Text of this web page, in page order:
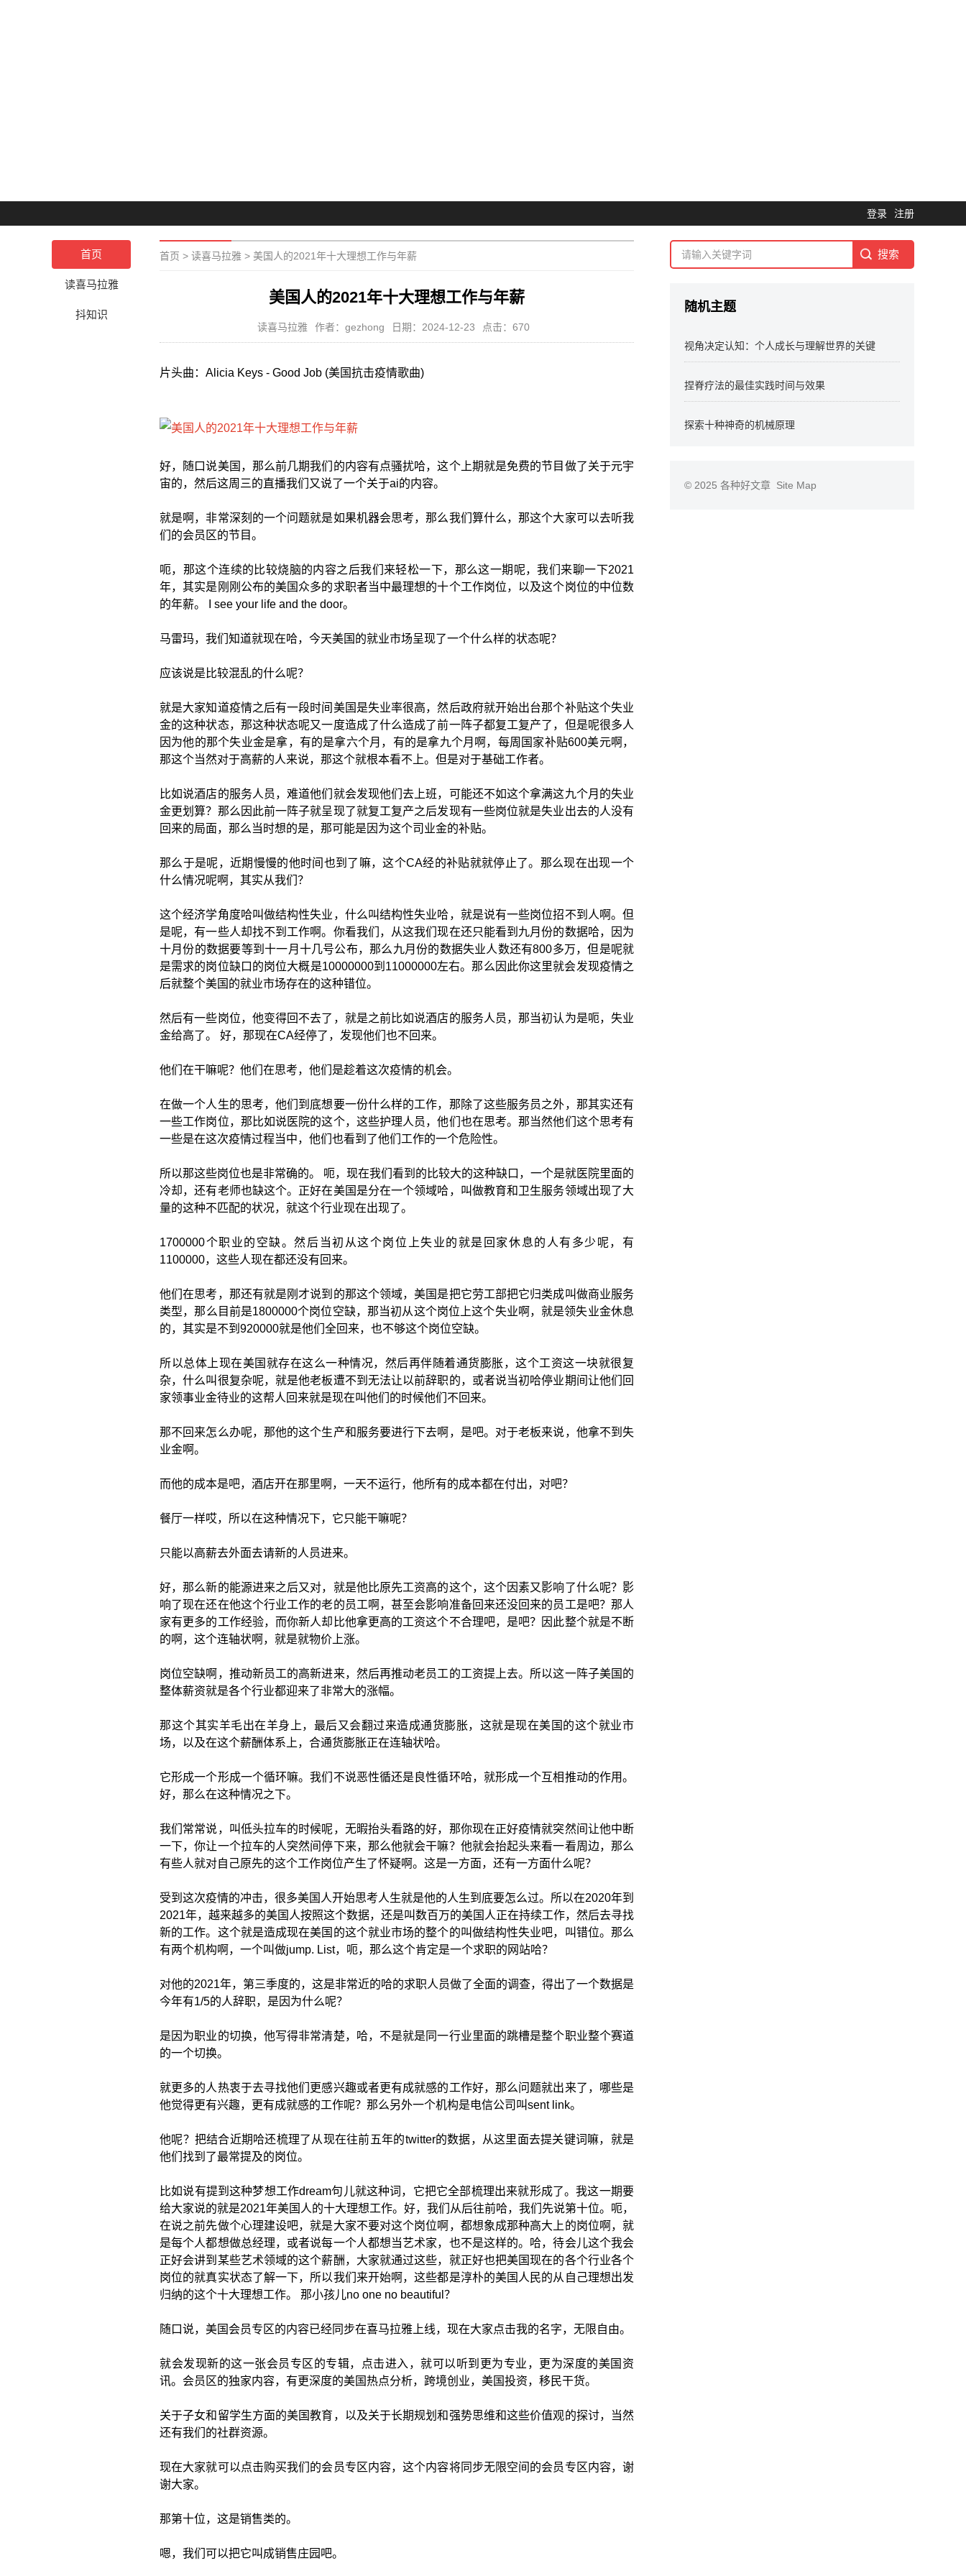
登录 注册
首页
读喜马拉雅
抖知识
首页 > 读喜马拉雅 > 美国人的2021年十大理想工作与年薪
美国人的2021年十大理想工作与年薪
读喜马拉雅 作者：gezhong 日期：2024-12-23 点击：670
片头曲：Alicia Keys - Good Job (美国抗击疫情歌曲)
好，随口说美国，那么前几期我们的内容有点骚扰哈，这个上期就是免费的节目做了关于元宇
宙的，然后这周三的直播我们又说了一个关于ai的内容。
就是啊，非常深刻的一个问题就是如果机器会思考，那么我们算什么，那这个大家可以去听我
们的会员区的节目。
呃，那这个连续的比较烧脑的内容之后我们来轻松一下，那么这一期呢，我们来聊一下2021
年，其实是刚刚公布的美国众多的求职者当中最理想的十个工作岗位，以及这个岗位的中位数
的年薪。 I see your life and the door。
马雷玛，我们知道就现在哈，今天美国的就业市场呈现了一个什么样的状态呢？
应该说是比较混乱的什么呢？
就是大家知道疫情之后有一段时间美国是失业率很高，然后政府就开始出台那个补贴这个失业
金的这种状态，那这种状态呢又一度造成了什么造成了前一阵子都复工复产了，但是呢很多人
因为他的那个失业金是拿，有的是拿六个月，有的是拿九个月啊，每周国家补贴600美元啊，
那这个当然对于高薪的人来说，那这个就根本看不上。但是对于基础工作者。
比如说酒店的服务人员，难道他们就会发现他们去上班，可能还不如这个拿满这九个月的失业
金更划算？那么因此前一阵子就呈现了就复工复产之后发现有一些岗位就是失业出去的人没有
回来的局面，那么当时想的是，那可能是因为这个司业金的补贴。
那么于是呢，近期慢慢的他时间也到了嘛，这个CA经的补贴就就停止了。那么现在出现一个
什么情况呢啊，其实从我们？
这个经济学角度哈叫做结构性失业，什么叫结构性失业哈，就是说有一些岗位招不到人啊。但
是呢，有一些人却找不到工作啊。你看我们，从这我们现在还只能看到九月份的数据哈，因为
十月份的数据要等到十一月十几号公布，那么九月份的数据失业人数还有800多万，但是呢就
是需求的岗位缺口的岗位大概是10000000到11000000左右。那么因此你这里就会发现疫情之
后就整个美国的就业市场存在的这种错位。
然后有一些岗位，他变得回不去了，就是之前比如说酒店的服务人员，那当初认为是呃，失业
金给高了。 好，那现在CA经停了，发现他们也不回来。
他们在干嘛呢？他们在思考，他们是趁着这次疫情的机会。
在做一个人生的思考，他们到底想要一份什么样的工作，那除了这些服务员之外，那其实还有
一些工作岗位，那比如说医院的这个，这些护理人员，他们也在思考。那当然他们这个思考有
一些是在这次疫情过程当中，他们也看到了他们工作的一个危险性。
所以那这些岗位也是非常确的。 呃，现在我们看到的比较大的这种缺口，一个是就医院里面的
冷却，还有老师也缺这个。正好在美国是分在一个领域哈，叫做教育和卫生服务领域出现了大
量的这种不匹配的状况，就这个行业现在出现了。
1700000个职业的空缺。然后当初从这个岗位上失业的就是回家休息的人有多少呢，有
1100000，这些人现在都还没有回来。
他们在思考，那还有就是刚才说到的那这个领域，美国是把它劳工部把它归类成叫做商业服务
类型，那么目前是1800000个岗位空缺，那当初从这个岗位上这个失业啊，就是领失业金休息
的，其实是不到920000就是他们全回来，也不够这个岗位空缺。
所以总体上现在美国就存在这么一种情况，然后再伴随着通货膨胀，这个工资这一块就很复
杂，什么叫很复杂呢，就是他老板遭不到无法让以前辞职的，或者说当初哈停业期间让他们回
家领事业金待业的这帮人回来就是现在叫他们的时候他们不回来。
那不回来怎么办呢，那他的这个生产和服务要进行下去啊，是吧。对于老板来说，他拿不到失
业金啊。
而他的成本是吧，酒店开在那里啊，一天不运行，他所有的成本都在付出，对吧？
餐厅一样哎，所以在这种情况下，它只能干嘛呢？
只能以高薪去外面去请新的人员进来。
好，那么新的能源进来之后又对，就是他比原先工资高的这个，这个因素又影响了什么呢？影
响了现在还在他这个行业工作的老的员工啊，甚至会影响准备回来还没回来的员工是吧？那人
家有更多的工作经验，而你新人却比他拿更高的工资这个不合理吧，是吧？因此整个就是不断
的啊，这个连轴状啊，就是就物价上涨。
岗位空缺啊，推动新员工的高新进来，然后再推动老员工的工资提上去。所以这一阵子美国的
整体薪资就是各个行业都迎来了非常大的涨幅。
那这个其实羊毛出在羊身上，最后又会翻过来造成通货膨胀，这就是现在美国的这个就业市
场，以及在这个薪酬体系上，合通货膨胀正在连轴状哈。
它形成一个形成一个循环嘛。我们不说恶性循还是良性循环哈，就形成一个互相推动的作用。
好，那么在这种情况之下。
我们常常说，叫低头拉车的时候呢，无暇抬头看路的好，那你现在正好疫情就突然间让他中断
一下，你让一个拉车的人突然间停下来，那么他就会干嘛？他就会抬起头来看一看周边，那么
有些人就对自己原先的这个工作岗位产生了怀疑啊。这是一方面，还有一方面什么呢？
受到这次疫情的冲击，很多美国人开始思考人生就是他的人生到底要怎么过。所以在2020年到
2021年，越来越多的美国人按照这个数据，还是叫数百万的美国人正在持续工作，然后去寻找
新的工作。这个就是造成现在美国的这个就业市场的整个的叫做结构性失业吧，叫错位。那么
有两个机构啊，一个叫做jump. List，呃，那么这个肯定是一个求职的网站哈？
对他的2021年，第三季度的，这是非常近的哈的求职人员做了全面的调查，得出了一个数据是
今年有1/5的人辞职，是因为什么呢？
是因为职业的切换，他写得非常清楚，哈，不是就是同一行业里面的跳槽是整个职业整个赛道
的一个切换。
就更多的人热衷于去寻找他们更感兴趣或者更有成就感的工作好，那么问题就出来了，哪些是
他觉得更有兴趣，更有成就感的工作呢？那么另外一个机构是电信公司叫sent link。
他呢？把结合近期哈还梳理了从现在往前五年的twitter的数据，从这里面去提关键词嘛，就是
他们找到了最常提及的岗位。
比如说有提到这种梦想工作dream句儿就这种词，它把它全部梳理出来就形成了。我这一期要
给大家说的就是2021年美国人的十大理想工作。好，我们从后往前哈，我们先说第十位。呃，
在说之前先做个心理建设吧，就是大家不要对这个岗位啊，都想象成那种高大上的岗位啊，就
是每个人都想做总经理，或者说每一个人都想当艺术家，也不是这样的。哈，待会儿这个我会
正好会讲到某些艺术领域的这个薪酬，大家就通过这些，就正好也把美国现在的各个行业各个
岗位的就真实状态了解一下，所以我们来开始啊，这些都是淳朴的美国人民的从自己理想出发
归纳的这个十大理想工作。 那小孩儿no one no beautiful？
随口说，美国会员专区的内容已经同步在喜马拉雅上线，现在大家点击我的名字，无限自由。
就会发现新的这一张会员专区的专辑，点击进入，就可以听到更为专业，更为深度的美国资
讯。会员区的独家内容，有更深度的美国热点分析，跨境创业，美国投资，移民干货。
关于子女和留学生方面的美国教育，以及关于长期规划和强势思维和这些价值观的探讨，当然
还有我们的社群资源。
现在大家就可以点击购买我们的会员专区内容，这个内容将同步无限空间的会员专区内容，谢
谢大家。
那第十位，这是销售类的。
嗯，我们可以把它叫成销售庄园吧。
随机主题
视角决定认知：个人成长与理解世界的关键
捏脊疗法的最佳实践时间与效果
探索十种神奇的机械原理
© 2025 各种好文章 Site Map